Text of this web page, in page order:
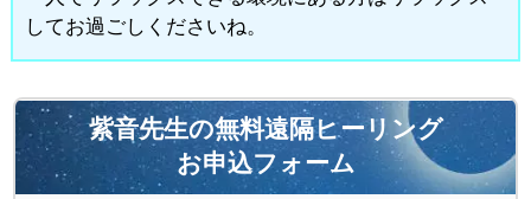
してお過ごしくださいね。
紫音先生の無料遠隔ヒーリング
お申込フォーム